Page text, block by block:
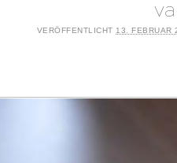
VERÖFFENTLICHT 13. FEBRUAR